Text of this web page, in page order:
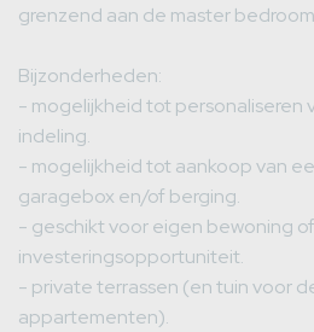
grenzend aan de master
Bijzonderheden:
- mogelijkheid tot personaliseren
indeling.
- mogelijkheid tot aankoop van
garagebox en/of berging.
- geschikt voor eigen bewoning
investeringsopportuniteit.
- private terrassen (en tuin voor
appartementen).